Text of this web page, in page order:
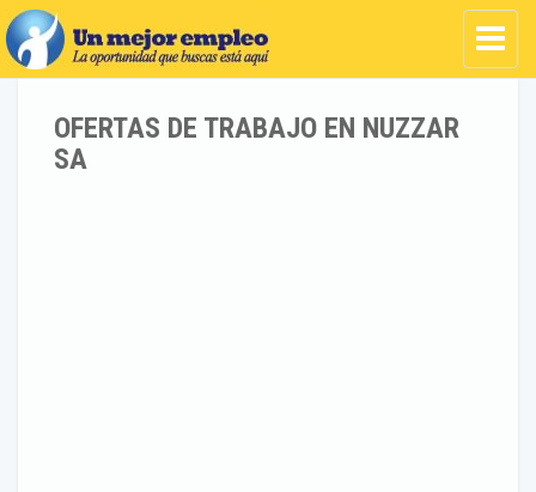
OFERTAS DE TRABAJO EN NUZZAR
SA